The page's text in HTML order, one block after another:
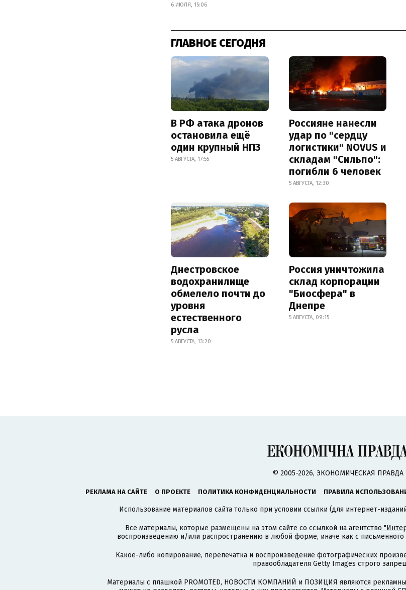
6 ИЮЛЯ, 15:06
ГЛАВНОЕ СЕГОДНЯ
В РФ атака дронов
остановила ещё
один крупный НПЗ
5 АВГУСТА, 17:55
Россияне нанесли
удар по "сердцу
логистики" NOVUS и
складам "Сильпо":
погибли 6 человек
5 АВГУСТА, 12:30
Днестровское
водохранилище
обмелело почти до
уровня
естественного
русла
5 АВГУСТА, 13:20
Россия уничтожила
склад корпорации
"Биосфера" в
Днепре
5 АВГУСТА, 09:15
© 2005-2026, ЭКОНОМИЧЕСКАЯ ПРАВДА
РЕКЛАМА НА САЙТЕ О ПРОЕКТЕ ПОЛИТИКА КОНФИДЕНЦИАЛЬНОСТИ ПРАВИЛА
Использование материалов сайта только при условии ссылки (для интернет-
Все материалы, которые размещены на этом сайте со ссылкой на агентство
воспроизведению и/или распространению в любой форме, иначе как с
Какое-либо копирование, перепечатка и воспроизведение фотографических
правообладателя Getty Images строго
Материалы с плашкой PROMOTED, НОВОСТИ КОМПАНИЙ и ПОЗИЦИЯ являются